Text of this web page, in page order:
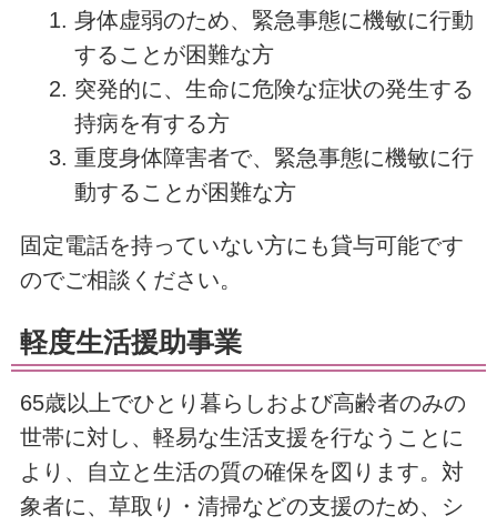
身体虚弱のため、緊急事態に機敏に行動
することが困難な方
突発的に、生命に危険な症状の発生する
持病を有する方
重度身体障害者で、緊急事態に機敏に行
動することが困難な方
固定電話を持っていない方にも貸与可能です
のでご相談ください。
軽度生活援助事業
65歳以上でひとり暮らしおよび高齢者のみの
世帯に対し、軽易な生活支援を行なうことに
より、自立と生活の質の確保を図ります。対
象者に、草取り・清掃などの支援のため、シ